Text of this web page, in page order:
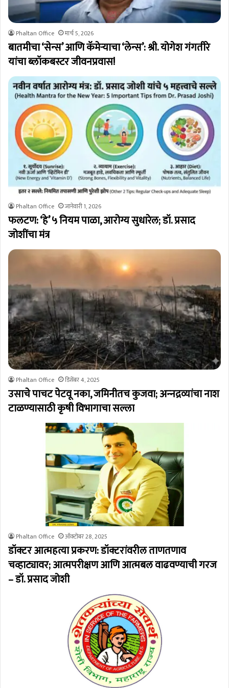
Phaltan Office मार्च 5, 2026
बातमीचा ‘सेन्स’ आणि कॅमेऱ्याचा ‘लेन्स’: श्री. योगेश गंगतीरे
यांचा ब्लॉकबस्टर जीवनप्रवास!
Phaltan Office जानेवारी 1, 2026
फलटण: ‘हे’ ५ नियम पाळा, आरोग्य सुधारेल; डॉ. प्रसाद
जोशींचा मंत्र
Phaltan Office डिसेंबर 4, 2025
उसाचे पाचट पेटवू नका, जमिनीतच कुजवा; अन्‍नद्रव्यांचा नाश
टाळण्यासाठी कृषी विभागाचा सल्ला
Phaltan Office ऑक्टोबर 28, 2025
डॉक्टर आत्महत्या प्रकरण: डॉक्टरांवरील ताणतणाव
चव्हाट्यावर; आत्मपरीक्षण आणि आत्मबल वाढवण्याची गरज
– डॉ. प्रसाद जोशी